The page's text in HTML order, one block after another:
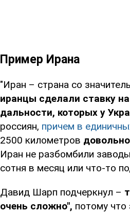
Пример Ирана
"Иран – страна со
иранцы сделали ставку
дальности, которых у
россиян, причем в
2500 километров
Иран не разбомбили
сотня в месяц или что-то
Давид Шарп подчеркнул –
очень сложно", потому что